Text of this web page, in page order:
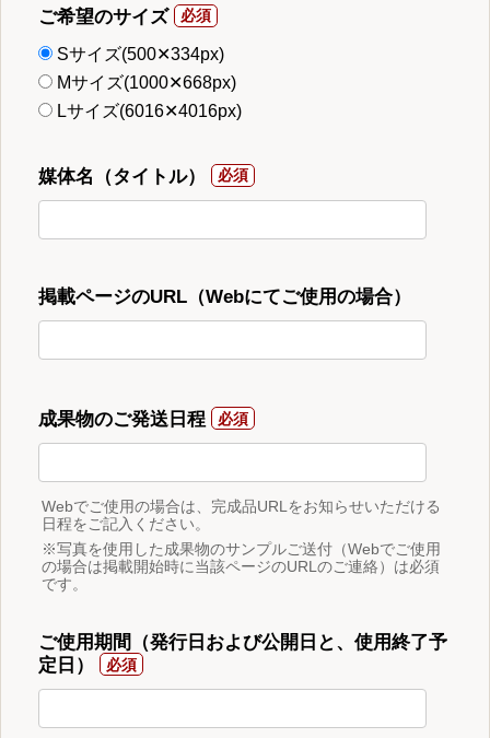
ご希望のサイズ
Sサイズ(500✕334px)
Mサイズ(1000✕668px)
Lサイズ(6016✕4016px)
媒体名（タイトル）
掲載ページのURL（Webにてご使用の場合）
成果物のご発送日程
Webでご使用の場合は、完成品URLをお知らせいただける
日程をご記入ください。
※写真を使用した成果物のサンプルご送付（Webでご使用
の場合は掲載開始時に当該ページのURLのご連絡）は必須
です。
ご使用期間（発行日および公開日と、使用終了予
定日）